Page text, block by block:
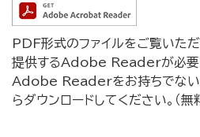
PDF形式のファイルをご覧いた
提供するAdobe Readerが必要
Adobe Readerをお持ちでない
らダウンロードしてください。（無